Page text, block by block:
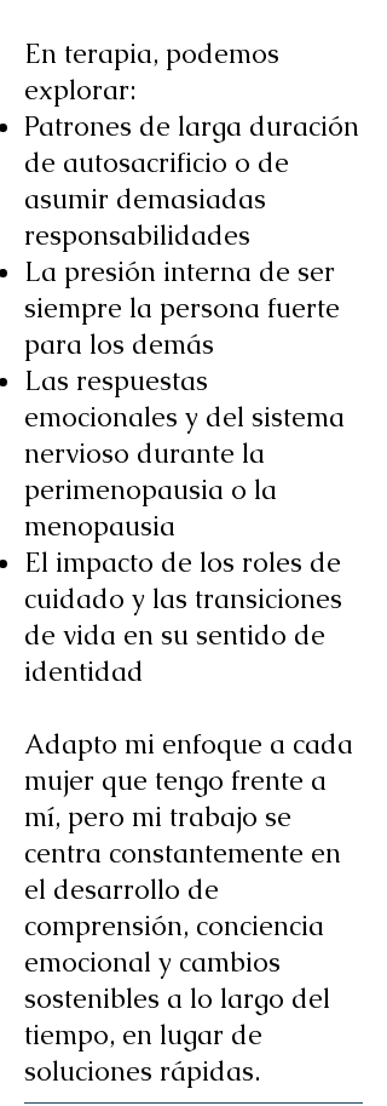
En terapia, podemos
explorar:
Patrones de larga duración
de autosacrificio o de
asumir demasiadas
responsabilidades
La presión interna de ser
siempre la persona fuerte
para los demás
Las respuestas
emocionales y del sistema
nervioso durante la
perimenopausia o la
menopausia
El impacto de los roles de
cuidado y las transiciones
de vida en su sentido de
identidad
Adapto mi enfoque a cada
mujer que tengo frente a
mí, pero mi trabajo se
centra constantemente en
el desarrollo de
comprensión, conciencia
emocional y cambios
sostenibles a lo largo del
tiempo, en lugar de
soluciones rápidas.